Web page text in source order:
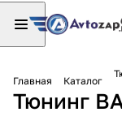
Главная Каталог
Тюнинг